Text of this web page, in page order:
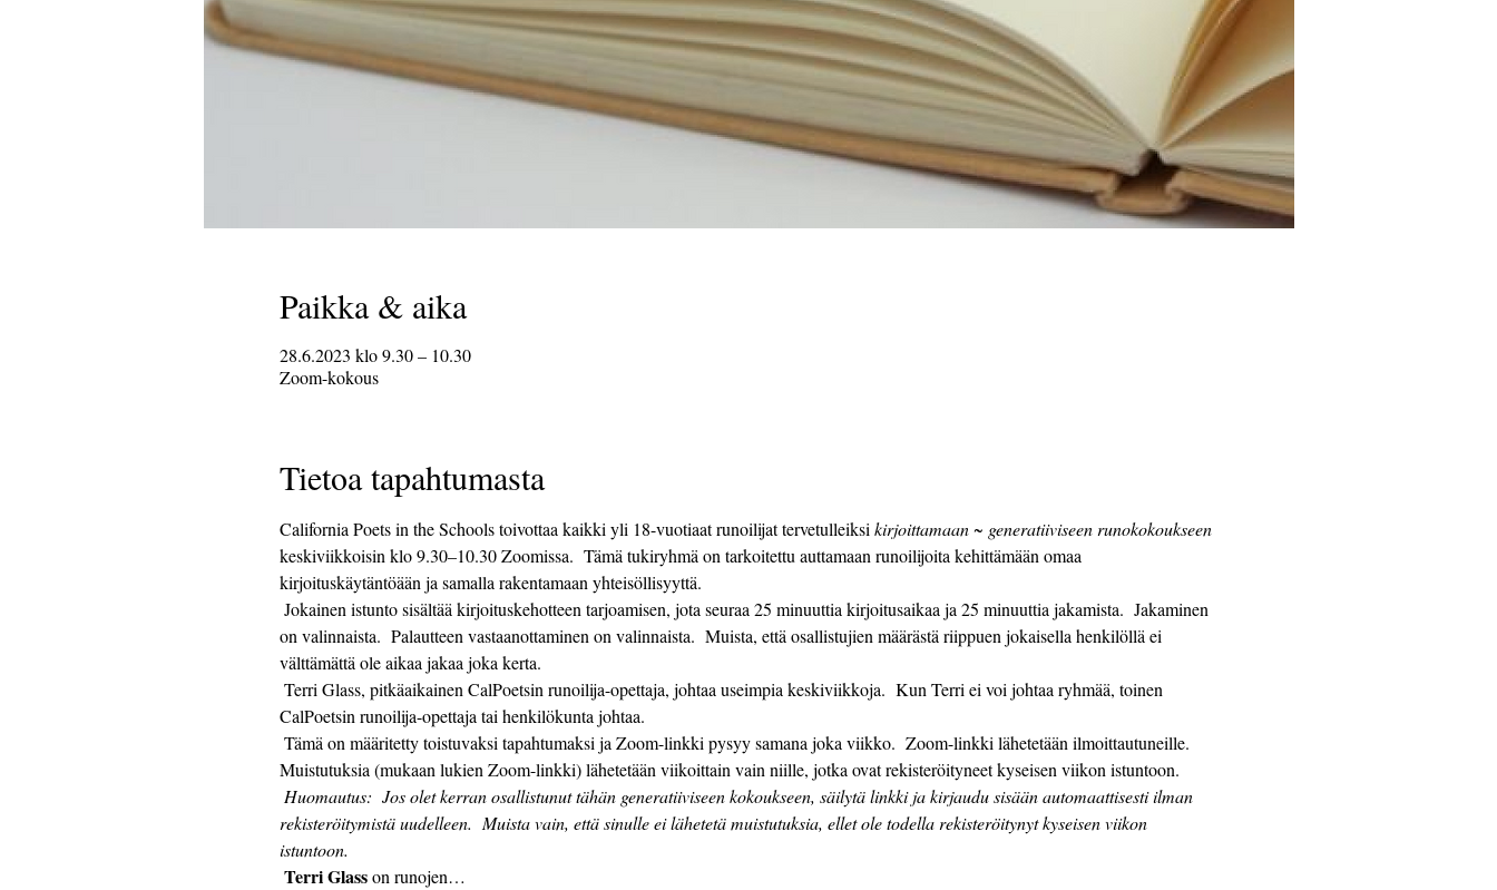
Paikka & aika
28.6.2023 klo 9.30 – 10.30
Zoom-kokous
Tietoa tapahtumasta
California Poets in the Schools toivottaa kaikki yli 18-vuotiaat runoilijat tervetulleiksi kirjoittamaan ~ generatiiviseen runokokoukseen
keskiviikkoisin klo 9.30–10.30 Zoomissa.  Tämä tukiryhmä on tarkoitettu auttamaan runoilijoita kehittämään omaa
kirjoituskäytäntöään ja samalla rakentamaan yhteisöllisyyttä.
on valinnaista.  Palautteen vastaanottaminen on valinnaista.  Muista, että osallistujien määrästä riippuen jokaisella henkilöllä ei
välttämättä ole aikaa jakaa joka kerta.
CalPoetsin runoilija-opettaja tai henkilökunta johtaa.
Muistutuksia (mukaan lukien Zoom-linkki) lähetetään viikoittain vain niille, jotka ovat rekisteröityneet kyseisen viikon istuntoon.
Huomautus: Jos olet kerran osallistunut tähän generatiiviseen kokoukseen, säilytä linkki ja kirjaudu sisään automaattisesti ilman
rekisteröitymistä uudelleen. Muista vain, että sinulle ei lähetetä muistutuksia, ellet ole todella rekisteröitynyt kyseisen viikon
istuntoon.
Terri Glass on runojen…